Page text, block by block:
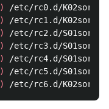
)
/etc/rc0.d/
)
/etc/rc1.d/
)
/etc/rc2.d/
)
/etc/rc3.d/
)
/etc/rc4.d/
)
/etc/rc5.d/
)